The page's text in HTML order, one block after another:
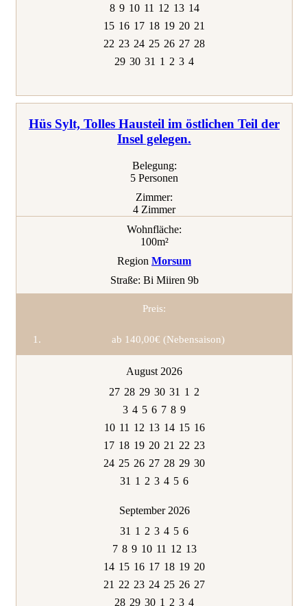
8 9 10 11 12 13 14
15 16 17 18 19 20 21
22 23 24 25 26 27 28
29 30 31 1 2 3 4
Hüs Sylt, Tolles Hausteil im östlichen Teil der
Insel gelegen.
Belegung:
5 Personen
Zimmer:
4 Zimmer
Wohnfläche:
100m²
Region Morsum
Straße: Bi Miiren 9b
Preis:
ab 140,00€ (Nebensaison)
August 2026
27 28 29 30 31 1 2
3 4 5 6 7 8 9
10 11 12 13 14 15 16
17 18 19 20 21 22 23
24 25 26 27 28 29 30
31 1 2 3 4 5 6
September 2026
31 1 2 3 4 5 6
7 8 9 10 11 12 13
14 15 16 17 18 19 20
21 22 23 24 25 26 27
28 29 30 1 2 3 4